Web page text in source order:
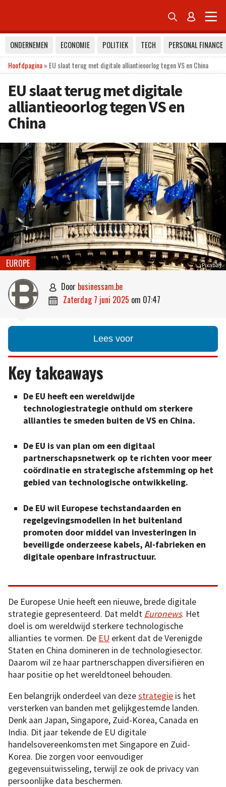
 
ONDERNEMEN ECONOMIE POLITIEK TECH
PERSONAL FINANCE
Hoofdpagina» EU slaat terug met digitale alliantieoorlog tegen VS en China
EU slaat terug met digitale
alliantieoorlog tegen VS en
China
Pixabay
EUROPE
 door businessam.be
 zaterdag 7 juni 2025 om 07:47
Lees voor
Key takeaways
De EU heeft een wereldwijde
technologiestrategie onthuld om sterkere
allianties te smeden buiten de VS en China.
De EU is van plan om een digitaal
partnerschapsnetwerk op te richten voor meer
coördinatie en strategische afstemming op het
gebied van technologische ontwikkeling.
De EU wil Europese techstandaarden en
regelgevingsmodellen in het buitenland
promoten door middel van investeringen in
beveiligde onderzeese kabels, AI-fabrieken en
digitale openbare infrastructuur.
De Europese Unie heeft een nieuwe, brede digitale
strategie gepresenteerd. Dat meldt Euronews. Het
doel is om wereldwijd sterkere technologische
allianties te vormen. De EU erkent dat de Verenigde
Staten en China domineren in de technologiesector.
Daarom wil ze haar partnerschappen diversifiëren en
haar positie op het wereldtoneel behouden.
Een belangrijk onderdeel van dezestrategie is het
versterken van banden met gelijkgestemde landen.
Denk aan Japan, Singapore, Zuid-Korea, Canada en
India. Dit jaar tekende de EU digitale
handelsovereenkomsten met Singapore en Zuid-
Korea. Die zorgen voor eenvoudiger
gegevensuitwisseling, terwijl ze ook de privacy van
persoonlijke data beschermen.